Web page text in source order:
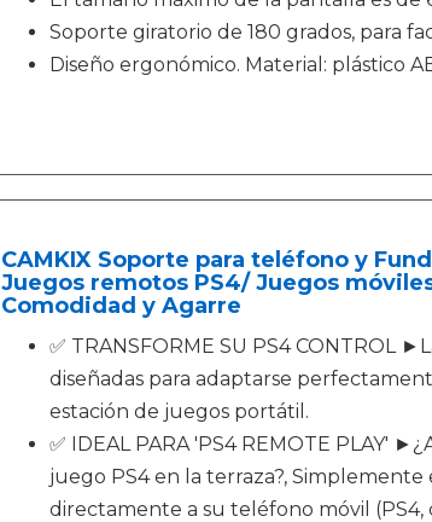
Soporte giratorio de 180 grados, para
Diseño ergonómico. Material: plástico
CAMKIX Soporte para teléfono y
Juegos remotos PS4/ Juegos
Comodidad y Agarre
✅ TRANSFORME SU PS4 CONTROL
diseñadas para adaptarse
estación de juegos portátil.
✅ IDEAL PARA 'PS4 REMOTE PLAY'
juego PS4 en la terraza?, Simplemente
directamente a su teléfono móvil